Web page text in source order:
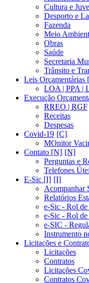
Cultura e
Desporto e
Fazenda
Meio
Obras
Saúde
Secretaria
Trânsito e
Leis Orçamentárias
LOA | PPA |
Execução
RREO | RGF
Receitas
Despesas
Covid-19
MOnitor
Contato [N]
Perguntas e
Telefones
E-Sic [I]
Acompanhar
Relatórios
e-Sic - Rol
e-Sic - Rol de
e-SIC -
Instrumento
Licitações e
Licitações
Contratos
Licitações
Contratos